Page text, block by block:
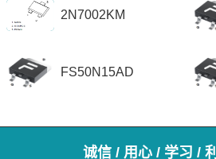
2N7002KM
FS50N15AD
诚信 / 用心 / 学习 /